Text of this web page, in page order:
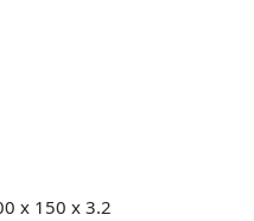
x 150 x 3.2